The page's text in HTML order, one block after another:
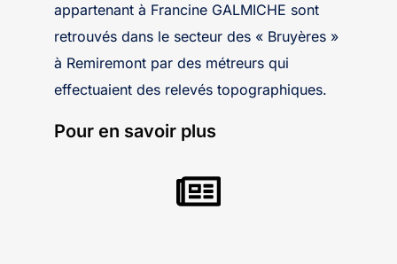
appartenant à Francine GALMICHE sont
retrouvés dans le secteur des « Bruyères »
à Remiremont par des métreurs qui
effectuaient des relevés topographiques.
Pour en savoir plus